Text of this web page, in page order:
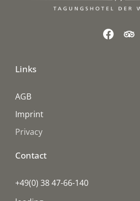
Links
AGB
Imprint
Privacy
Contact
+49(0) 38 47-66-140